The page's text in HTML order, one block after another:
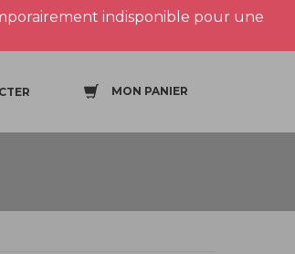
indisponible pour une
MON PANIER